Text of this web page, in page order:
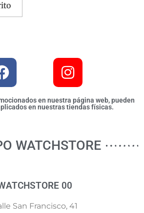
en nuestra página web, pueden
en nuestras tiendas físicas.
WATCHSTORE
00
San Francisco, 41